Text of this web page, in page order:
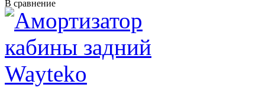
В сравнение